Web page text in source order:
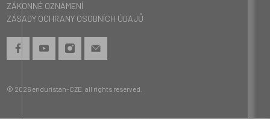
ZÁKONNÉ OZNÁMENÍ
ZÁSADY OCHRANY OSOBNÍCH ÚDAJŮ
© 2026 enduristan-CZE all rights reserved.